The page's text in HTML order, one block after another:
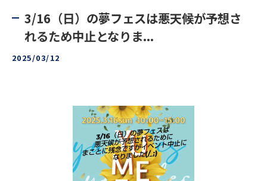
3/16（日）の夢フェスは悪天候が予想さ
れるため中止となりま...
2025/03/12